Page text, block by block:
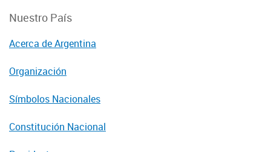
Nuestro País
Acerca de Argentina
Organización
Símbolos Nacionales
Constitución Nacional